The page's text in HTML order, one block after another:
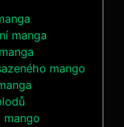
manga
mango
mango